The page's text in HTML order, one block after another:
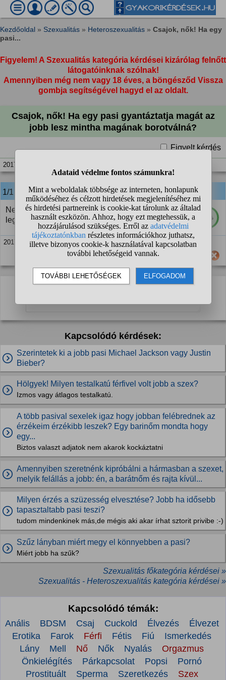
Kezdőoldal » Szexualitás » Heteroszexualitás » Csajok, nők! Ha egy
pasi...
Figyelem! A Szexualitás kategória kérdései kizárólag felnőtt
látogatóinknak szólnak!
Amennyiben még nem vagy 18 éves, a böngésződ Vissza
gombja segítségével hagyd el az oldalt.
Csajok, nők! Ha egy pasi gyantáztatja magát az
jobb lesz mintha magának borotválná?
Figyelt kérdés
2017. nov. 4. 11:36
1/1 anonim válasza:
94%
Nem jobb. Én szeretem,ha van rajta szőr vagy
legalább borosta.
2017. nov. 4. 12:10
Hasznos számodra ez a válasz?
Kapcsolódó kérdések:
Szerintetek ki a jobb pasi Michael Jackson vagy Justin
Bieber?
Hölgyek! Milyen testalkatú férfivel volt jobb a szex?
Izmos vagy átlagos testalkatú.
A több pasival sexelek igaz hogy jobban felébrednek az
érzékeim érzékibb leszek? Egy barinőm mondta hogy
egy...
Biztos valaszt adjatok nem akarok kockáztatni
Amennyiben szeretnénk kipróbálni a hármasban a szexet,
melyik felállás a jobb: én, a barátnőm és rajta kívül...
Milyen érzés a szüzesség elvesztése? Jobb ha idősebb
tapasztaltabb pasi teszi?
tudom mindenkinek más,de mégis aki akar írhat sztorit privibe :-)
Szűz lányban miért megy el könnyebben a pasi?
Miért jobb ha szűk?
Szexualitás főkategória kérdései »
Szexualitás - Heteroszexualitás kategória kérdései »
Kapcsolódó témák:
Anális BDSM Csaj Cuckold Élvezés
Élvezet
Erotika
Farok Férfi Fétis Fiú
Ismerkedés
Lány
Mell Nő Nők Nyalás
Orgazmus
Önkielégítés
Párkapcsolat Popsi
Pornó
Prostituált
Sperma Szeretkezés Szex